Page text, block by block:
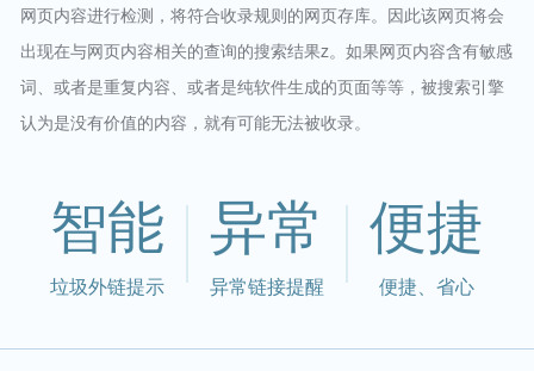
网页内容进行检测，将符合收录规则的网页存库。因此该网页将会
出现在与网页内容相关的查询的搜索结果z。如果网页内容含有敏感
词、或者是重复内容、或者是纯软件生成的页面等等，被搜索引擎
认为是没有价值的内容，就有可能无法被收录。
智能
垃圾外链提示
异常
异常链接提醒
便捷
便捷、省心